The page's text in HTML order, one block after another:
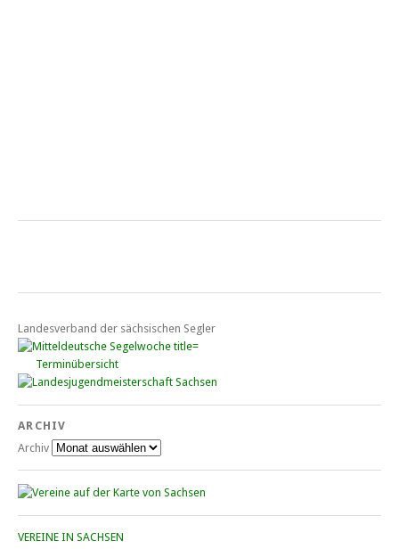
Landesverband der sächsischen Segler
Terminübersicht
ARCHIV
Archiv
VEREINE IN SACHSEN